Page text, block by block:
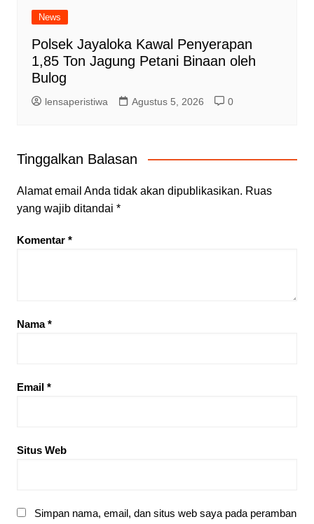
News
Polsek Jayaloka Kawal Penyerapan
1,85 Ton Jagung Petani Binaan oleh
Bulog
lensaperistiwa Agustus 5, 2026 0
Tinggalkan Balasan
Alamat email Anda tidak akan dipublikasikan. Ruas
yang wajib ditandai *
Komentar *
Nama*
Email *
Situs Web
Simpan nama, email, dan situs web saya pada peramban